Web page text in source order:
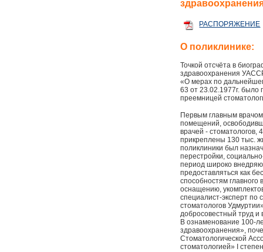
РАСПОРЯЖЕНИЕ
О поликлинике:
Точкой отсчёта в
здравоохранения
«О мерах по
63 от 23.02.1977г. было
преемницей
Первым главным
помещений,
врачей - стоматологов,
прикреплены 130 тыс.
поликлиники был
перестройки,
период широко
предоставляться как
способностям
оснащению,
специалист-эксперт по
стоматологов
добросовестный труд
В ознаменование 100-
здравоохранения»,
Стоматологической
стоматологией» I